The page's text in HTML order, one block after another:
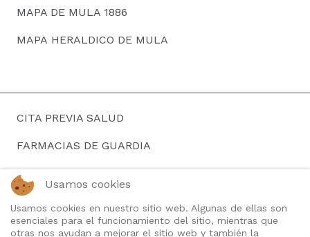
MAPA DE MULA 1886
MAPA HERALDICO DE MULA
CITA PREVIA SALUD
FARMACIAS DE GUARDIA
HORARIOS DE AUTOBUSES
BUSCAR EMPLEO
TELEFONOS DE INTERES
Usamos cookies
Usamos cookies en nuestro sitio web. Algunas de ellas son
esenciales para el funcionamiento del sitio, mientras que
otras nos ayudan a mejorar el sitio web y también la